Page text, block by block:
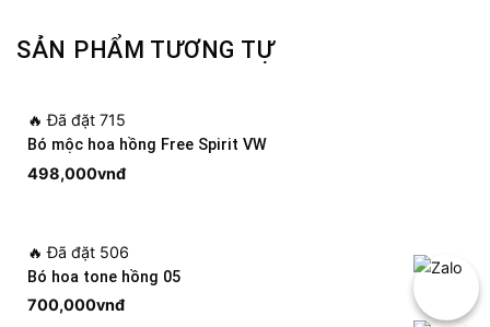
SẢN PHẨM TƯƠNG TỰ
🔥 Đã đặt 715
Bó mộc hoa hồng Free Spirit VW
498,000vnđ
🔥 Đã đặt 506
Bó hoa tone hồng 05
700,000vnđ